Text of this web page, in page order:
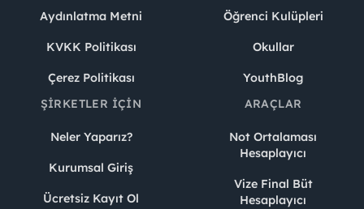
Aydınlatma Metni
KVKK Politikası
Çerez Politikası
Öğrenci Kulüpleri
Okullar
YouthBlog
ŞIRKETLER İÇIN
Neler Yaparız?
Kurumsal Giriş
Ücretsiz Kayıt Ol
ARAÇLAR
Not Ortalaması
Hesaplayıcı
Vize Final Büt
Hesaplayıcı